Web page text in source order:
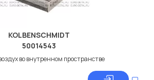
KOLBENSCHMIDT
50014543
во внутренном пространстве